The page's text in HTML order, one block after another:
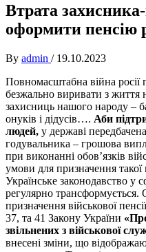
Втрата
оформити пенсію
By admin / 19.10.2023
Повномасштабна війна
безжально виривати з життя
захисниць нашого народу –
онуків і дідусів…. Аби
людей, у державі
годувальника – грошова
при виконанні обов’язків
умови для призначення такої
Українське законодавство у
регулярно трансформується.
призначення військової
37, та 41 Закону України
звільнених з військової
внесені зміни, що